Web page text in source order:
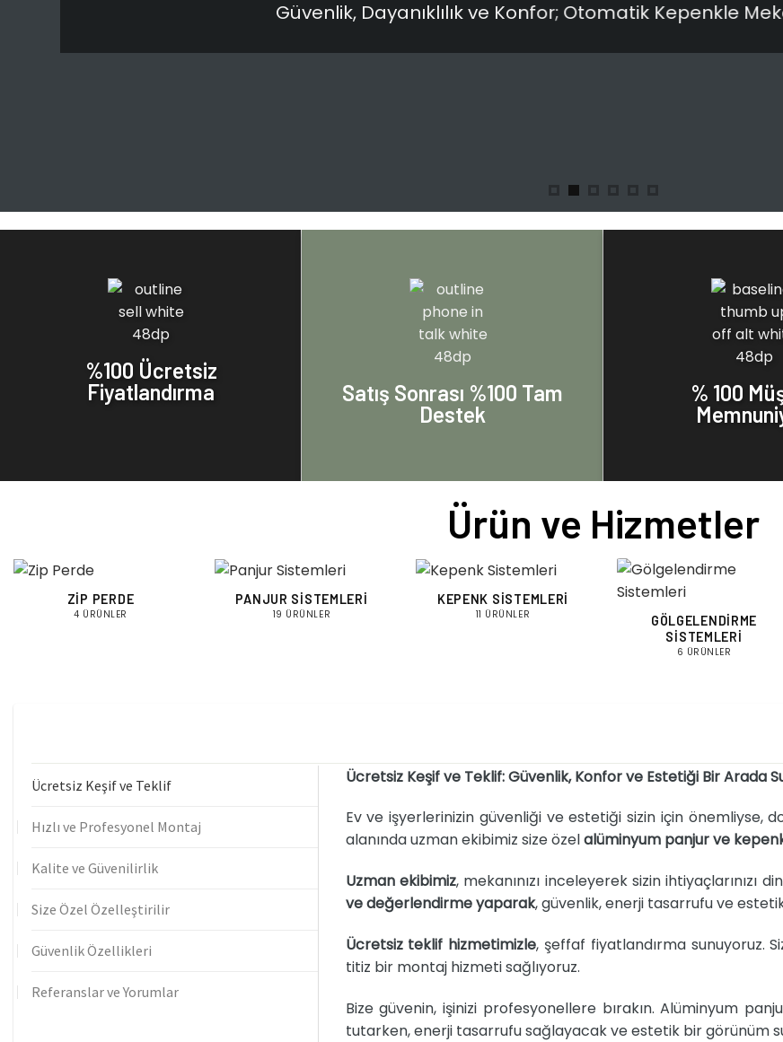
Güvenlik, Dayanıklılık ve Konfor; Otomatik Kepenkle
%100 Ücretsiz
Fiyatlandırma
Satış Sonrası %100 Tam
Destek
% 100
Ürün ve Hizmetler
ZIP PERDE
4 ÜRÜNLER
PANJUR SISTEMLERI
19 ÜRÜNLER
KEPENK SISTEMLERI
11 ÜRÜNLER
GÖLGELENDIRME
SISTEMLERI
6 ÜRÜNLER
Ücretsiz Keşif ve Teklif
Hızlı ve Profesyonel Montaj
Kalite ve Güvenilirlik
Size Özel Özelleştirilir
Güvenlik Özellikleri
Referanslar ve Yorumlar
Ücretsiz Keşif ve Teklif: Güvenlik, Konfor ve Estetiği Bir Arada
Ev ve işyerlerinizin güvenliği ve estetiği sizin için önemliyse,
alanında uzman ekibimiz size özelalüminyum panjur ve
Uzman ekibimiz, mekanınızı inceleyerek sizin
ve değerlendirme yaparak, güvenlik, enerji tasarrufu ve
Ücretsiz teklif hizmetimizle, şeffaf fiyatlandırma sunuyoruz.
titiz bir montaj hizmeti sağlıyoruz.
Bize güvenin, işinizi profesyonellere bırakın. Alüminyum
tutarken, enerji tasarrufu sağlayacak ve estetik bir görünüm